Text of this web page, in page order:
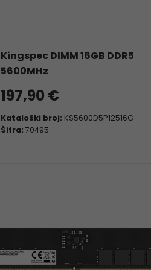
Kingspec DIMM 16GB DDR5
5600MHz
197,90 €
Kataloški broj: KS5600D5P12516G
Šifra: 70495